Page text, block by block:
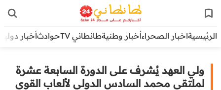
الرئيسيةاخبار الصحراءأخبار وطنيةطانطاني TV حوادثأخبار دولية
ولي العهد يُشرف على الدورة السابعة عشرة
لملتقى محمد السادس الدولي لألعاب القوى